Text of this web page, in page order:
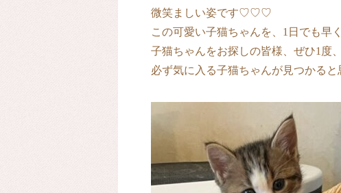
微笑ましい姿です♡♡♡
この可愛い子猫ちゃんを、1日でも早
子猫ちゃんをお探しの皆様、ぜひ1度
必ず気に入る子猫ちゃんが見つかる